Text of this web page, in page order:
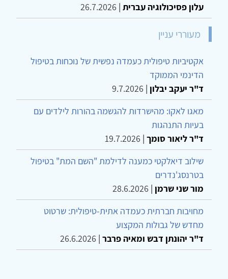
עלון פסיכולוגיה עברית |
26.7.2026
מעוררי עניין
אקטיביות טיפולית כעמדה נפשית של נוכחות בטיפול
הדינמי הממוקד
ד"ר יעקב יבלון |
9.7.2026
מאגו לאקו: מהישרדות להגשמה בהורות לילדים עם
בעיות התנהגות
ד"ר ליאור סומך |
19.7.2026
שילוב דיאלקטי כמענה לדילמת "השם המת" בטיפול
בטרנסג'נדרים
מור שני שרמן |
28.6.2026
מחויבות חברתית כעמדה אתית-טיפולית: שרטוט
מחדש של גבולות המקצוע
ד"ר יהונתן דבש ומאיה פרבר |
26.6.2026